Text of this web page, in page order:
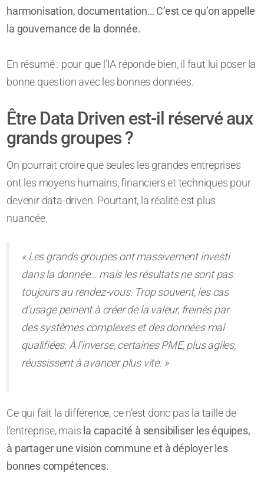
harmonisation, documentation… C’est ce qu’on appelle
la gouvernance de la donnée.
En résumé : pour que l’IA réponde bien, il faut lui poser la
bonne question avec les bonnes données.
Être Data Driven est-il réservé aux
grands groupes ?
On pourrait croire que seules les grandes entreprises
ont les moyens humains, financiers et techniques pour
devenir data-driven. Pourtant, la réalité est plus
nuancée.
« Les grands groupes ont massivement investi
dans la donnée… mais les résultats ne sont pas
toujours au rendez-vous. Trop souvent, les cas
d’usage peinent à créer de la valeur, freinés par
des systèmes complexes et des données mal
qualifiées. À l’inverse, certaines PME, plus agiles,
réussissent à avancer plus vite. »
Ce qui fait la différence, ce n’est donc pas la taille de
l’entreprise, mais la capacité à sensibiliser les équipes,
à partager une vision commune et à déployer les
bonnes compétences.